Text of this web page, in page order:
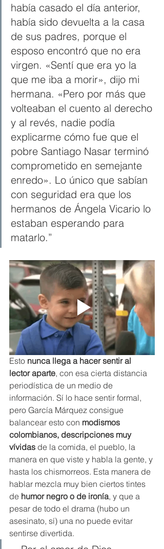
había casado el día anterior,
había sido devuelta a la casa
de sus padres, porque el
esposo encontró que no era
virgen. «Sentí que era yo la
que me iba a morir», dijo mi
hermana. «Pero por más que
volteaban el cuento al derecho
y al revés, nadie podía
explicarme cómo fue que el
pobre Santiago Nasar terminó
comprometido en semejante
enredo». Lo único que sabían
con seguridad era que los
hermanos de Ángela Vicario lo
estaban esperando para
matarlo.”
Esto nunca llega a hacer sentir al
lector aparte, con esa cierta distancia
periodística de un medio de
información. Sí lo hace sentir formal,
pero García Márquez consigue
balancear esto con modismos
colombianos, descripciones muy
vívidas de la comida, el pueblo, la
manera en que viste y habla la gente, y
hasta los chismorreos. Esta manera de
hablar mezcla muy bien ciertos tintes
de humor negro o de ironía, y que a
pesar de todo el drama (hubo un
asesinato, sí) una no puede evitar
sentirse divertida.